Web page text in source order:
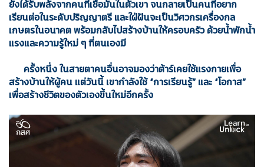
ยังได้รับพลังจากคนที่เชื่อมั่นในตัวเขา จนกลายเป็นคนที่อยาก
เรียนต่อในระดับปริญญาตรี และใฝ่ฝันจะเป็นวิศวกรเครื่องกล
เกษตรในอนาคต พร้อมกลับไปสร้างบ้านให้ครอบครัว ด้วยน้ำพักน้ำ
แรงและความรู้ใหม่ ๆ ที่ตนเองมี
ครั้งหนึ่ง ในสายตาคนอื่นอาจมองว่าต้าร์เคยใช้แรงกายเพื่อ
สร้างบ้านให้ผู้คน แต่วันนี้ เขากำลังใช้“การเรียนรู้” และ “โอกาส”
เพื่อสร้างชีวิตของตัวเองขึ้นใหม่อีกครั้ง